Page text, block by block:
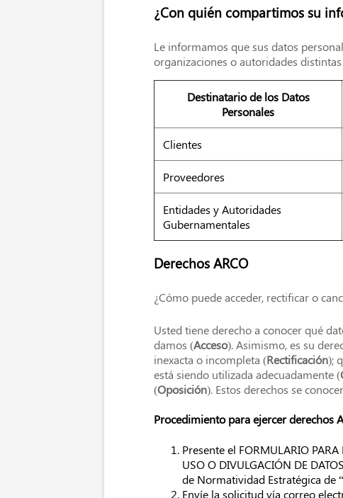
¿Con quién compartimos su
Le informamos que sus datos
organizaciones o autoridades
Destinatario de los Datos
Personales
Clientes
Proveedores
Entidades y Autoridades
Gubernamentales
Derechos ARCO
¿Cómo puede acceder, rectificar o
Usted tiene derecho a conocer qué
damos (Acceso). Asimismo, es su
inexacta o incompleta (Rectificación);
está siendo utilizada adecuadamente (
(Oposición). Estos derechos se
Procedimiento para ejercer derechos
Presente el FORMULARIO PARA
USO O DIVULGACIÓN DE
de Normatividad Estratégica de
Envíe la solicitud vía correo